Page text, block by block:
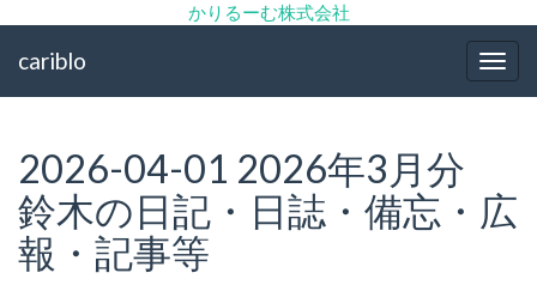
かりるーむ株式会社
cariblo
メ
ニ
2026-04-01 2026年3月分
鈴木の日記・日誌・備忘・広
報・記事等